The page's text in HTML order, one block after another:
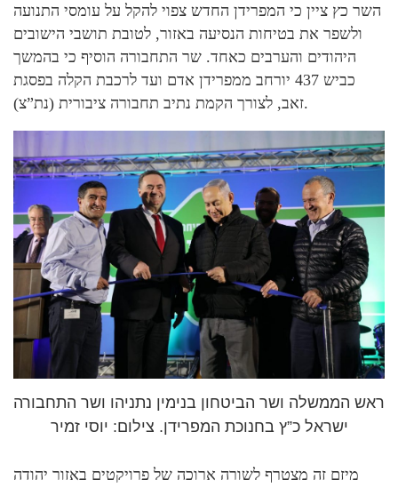
השר כץ ציין כי המפרידן החדש צפוי להקל על עומסי התנועה
ולשפר את בטיחות הנסיעה באזור, לטובת תושבי הישובים
היהודים והערבים כאחד. שר התחבורה הוסיף כי בהמשך
כביש 437 יורחב ממפרידן אדם ועד לרכבת הקלה בפסגת
זאב, לצורך הקמת נתיב תחבורה ציבורית (נת”צ).
ראש הממשלה ושר הביטחון בנימין נתניהו ושר התחבורה
ישראל כ”ץ בחנוכת המפרידן. צילום: יוסי זמיר
מיזם זה מצטרף לשורה ארוכה של פרויקטים באזור יהודה